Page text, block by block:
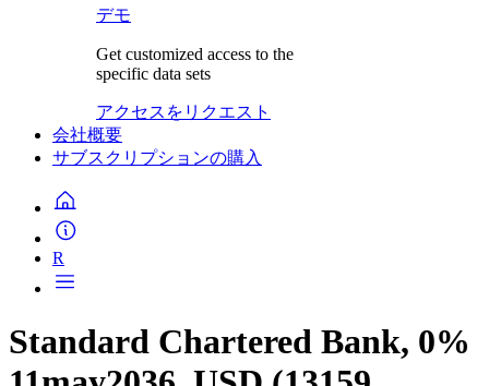
デモ
Get customized access to the
specific data sets
アクセスをリクエスト
会社概要
サブスクリプションの購入
R
Standard Chartered Bank, 0%